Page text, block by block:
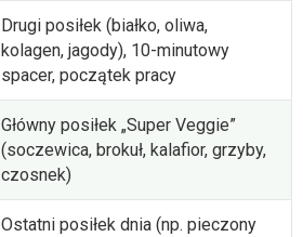
Drugi posiłek (białko, oliwa,
kolagen, jagody), 10-minutowy
spacer, początek pracy
Główny posiłek „Super Veggie”
(soczewica, brokuł, kalafior, grzyby,
czosnek)
Ostatni posiłek dnia (np. pieczony